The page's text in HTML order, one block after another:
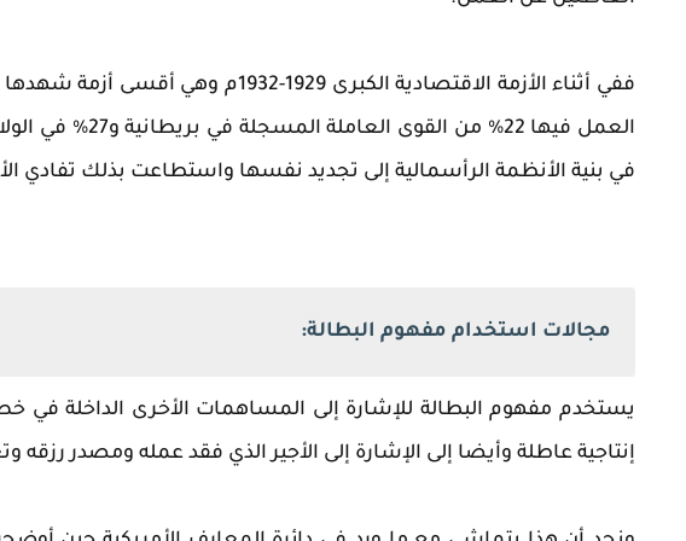
ففي أثناء الأزمة الاقتصادية الكبرى
العمل فيها 22% من
في بنية الأنظمة الرأسمالية إلى تجديد نفسها واستطاعت بذلك تفادي
مجالات استخدام مفهوم البطالة:
يستخدم مفهوم البطالة للإشارة إلى المساهمات الأخرى الداخلة في
إنتاجية عاطلة وأيضا إلى الإشارة إلى الأجير الذي فقد عمله ومصدر